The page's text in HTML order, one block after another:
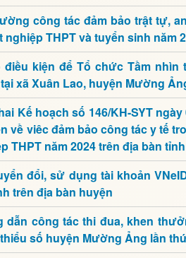
công tác đảm bảo trật tự,
THPT và tuyển sinh năm
điều kiện để Tổ chức Tầm
xã Xuân Lao, huyện Mường
Kế hoạch số 146/KH-SYT ngày
về viêc đảm bảo công tác y tế
THPT năm 2024 trên địa bàn
đổi, sử dụng tài khoản
trên địa bàn huyện
dẫn công tác thi đua, khen
số huyện Mường Ảng lần